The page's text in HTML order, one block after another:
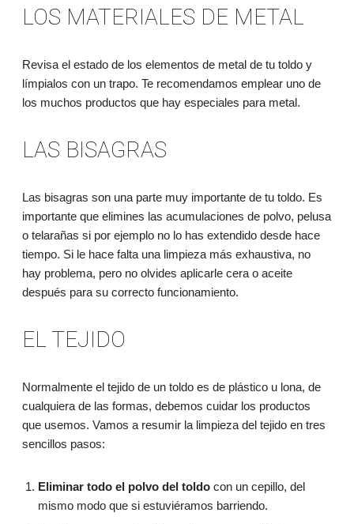
LOS MATERIALES DE METAL
Revisa el estado de los elementos de metal de tu toldo y
límpialos con un trapo. Te recomendamos emplear uno de
los muchos productos que hay especiales para metal.
LAS BISAGRAS
Las bisagras son una parte muy importante de tu toldo. Es
importante que elimines las acumulaciones de polvo, pelusa
o telarañas si por ejemplo no lo has extendido desde hace
tiempo. Si le hace falta una limpieza más exhaustiva, no
hay problema, pero no olvides aplicarle cera o aceite
después para su correcto funcionamiento.
EL TEJIDO
Normalmente el tejido de un toldo es de plástico u lona, de
cualquiera de las formas, debemos cuidar los productos
que usemos. Vamos a resumir la limpieza del tejido en tres
sencillos pasos:
Eliminar todo el polvo del toldocon un cepillo, del
mismo modo que si estuviéramos barriendo.